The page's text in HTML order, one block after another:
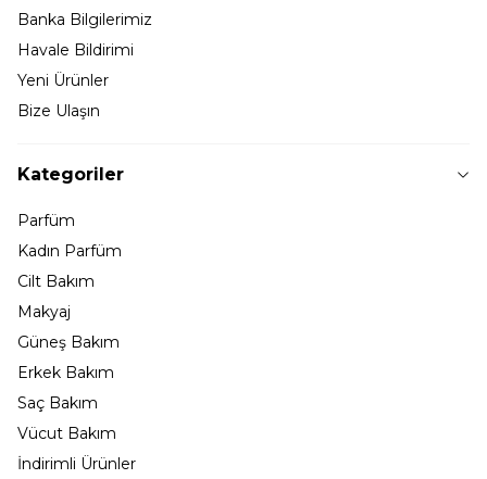
Banka Bilgilerimiz
Havale Bildirimi
Yeni Ürünler
Bize Ulaşın
Kategoriler
Parfüm
Kadın Parfüm
Cilt Bakım
Makyaj
Güneş Bakım
Erkek Bakım
Saç Bakım
Vücut Bakım
İndirimli Ürünler